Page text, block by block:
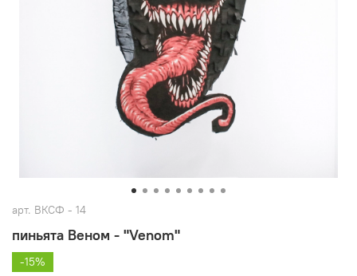
арт. ВКСФ - 14
пиньята Веном - "Venom"
-15%